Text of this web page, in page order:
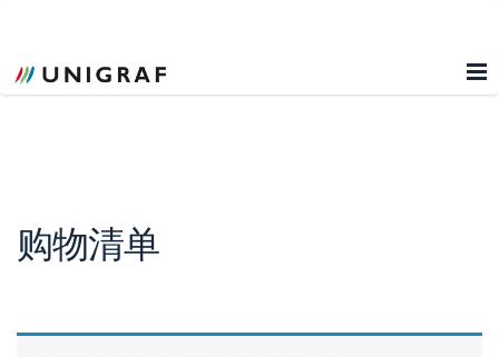
购物清单